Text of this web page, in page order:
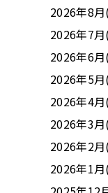
2026年8
2026年7
2026年6
2026年5
2026年4
2026年3
2026年2
2026年1